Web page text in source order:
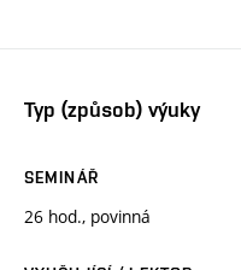
Typ (způsob) výuky
SEMINÁŘ
26 hod., povinná